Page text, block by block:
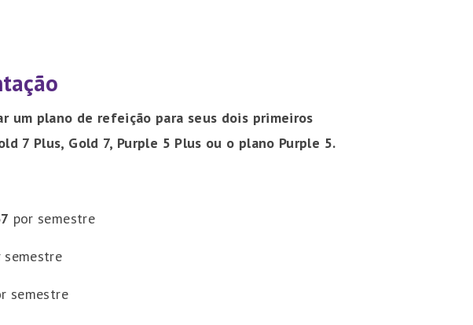
um plano de refeição para seus dois primeiros
7 Plus, Gold 7, Purple 5 Plus ou o plano Purple 5.
por semestre
semestre
semestre